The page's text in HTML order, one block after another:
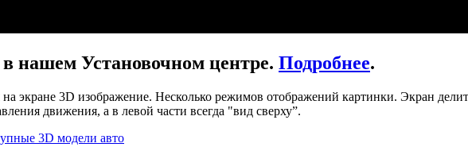
нашем Установочном центре. Подробнее.
экране 3D изображение. Несколько режимов отображений картинки. Экран
движения, а в левой части всегда "вид сверху”.
3D модели авто